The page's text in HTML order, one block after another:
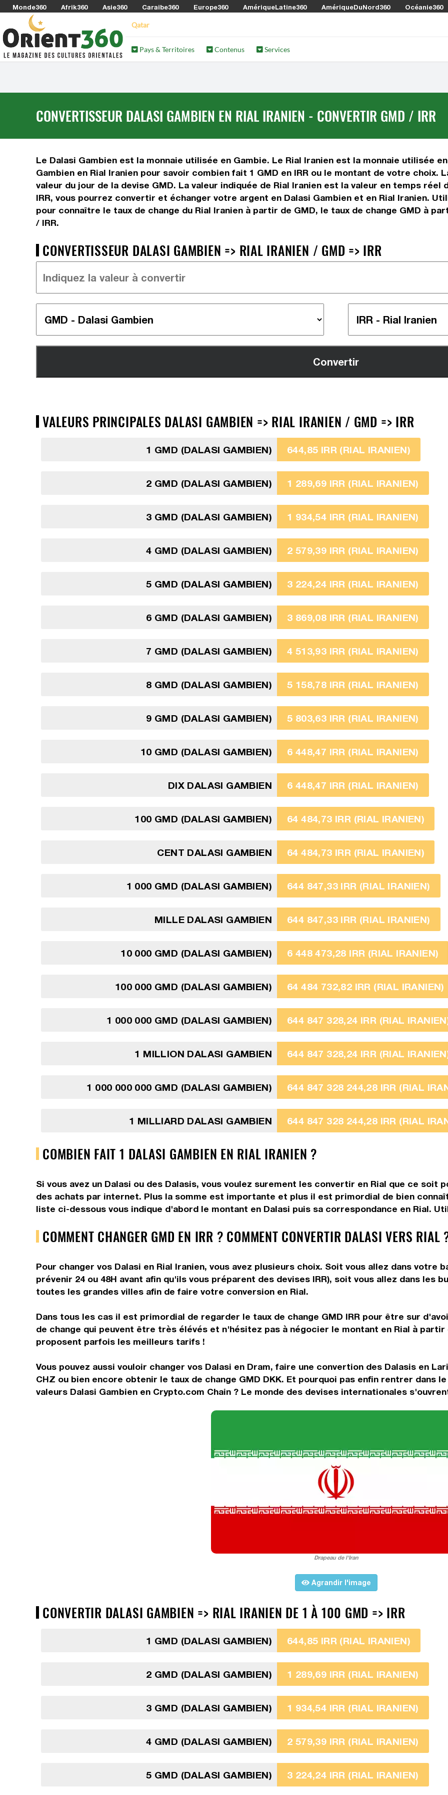
Monde360 Afrik360 Asie360 Caraibe360 Europe360 AmériqueLatine360 AmériqueDuNord360 Océanie360
Qatar
Pays & Territoires Contenus Services
CONVERTISSEUR DALASI GAMBIEN EN RIAL IRANIEN - CONVERTIR GMD / IRR
Le Dalasi Gambien est la monnaie utilisée en Gambie. Le Rial Iranien est la monnaie utilisée
Gambien en Rial Iranien pour savoir combien fait 1 GMD en IRR ou le montant de votre choix.
valeur du jour de la devise GMD. La valeur indiquée de Rial Iranien est la valeur en temps réel
IRR, vous pourrez convertir et échanger votre argent en Dalasi Gambien et en Rial Iranien.
pour connaître le taux de change du Rial Iranien à partir de GMD, le taux de change GMD à
/ IRR.
CONVERTISSEUR DALASI GAMBIEN => RIAL IRANIEN / GMD => IRR
VALEURS PRINCIPALES DALASI GAMBIEN => RIAL IRANIEN / GMD => IRR
1 GMD (DALASI GAMBIEN) 644,85 IRR (RIAL IRANIEN)
2 GMD (DALASI GAMBIEN) 1 289,69 IRR (RIAL IRANIEN)
3 GMD (DALASI GAMBIEN) 1 934,54 IRR (RIAL IRANIEN)
4 GMD (DALASI GAMBIEN) 2 579,39 IRR (RIAL IRANIEN)
5 GMD (DALASI GAMBIEN) 3 224,24 IRR (RIAL IRANIEN)
6 GMD (DALASI GAMBIEN) 3 869,08 IRR (RIAL IRANIEN)
7 GMD (DALASI GAMBIEN) 4 513,93 IRR (RIAL IRANIEN)
8 GMD (DALASI GAMBIEN) 5 158,78 IRR (RIAL IRANIEN)
9 GMD (DALASI GAMBIEN) 5 803,63 IRR (RIAL IRANIEN)
10 GMD (DALASI GAMBIEN) 6 448,47 IRR (RIAL IRANIEN)
DIX DALASI GAMBIEN 6 448,47 IRR (RIAL IRANIEN)
100 GMD (DALASI GAMBIEN) 64 484,73 IRR (RIAL IRANIEN)
CENT DALASI GAMBIEN 64 484,73 IRR (RIAL IRANIEN)
1 000 GMD (DALASI GAMBIEN) 644 847,33 IRR (RIAL IRANIEN)
MILLE DALASI GAMBIEN 644 847,33 IRR (RIAL IRANIEN)
10 000 GMD (DALASI GAMBIEN) 6 448 473,28 IRR (RIAL IRANIEN)
100 000 GMD (DALASI GAMBIEN) 64 484 732,82 IRR (RIAL IRANIEN)
1 000 000 GMD (DALASI GAMBIEN) 644 847 328,24 IRR (RIAL
1 MILLION DALASI GAMBIEN 644 847 328,24 IRR (RIAL
1 000 000 000 GMD (DALASI GAMBIEN) 644 847 328 244,28 IRR (RIAL
1 MILLIARD DALASI GAMBIEN 644 847 328 244,28 IRR (RIAL
COMBIEN FAIT 1 DALASI GAMBIEN EN RIAL IRANIEN ?
Si vous avez un Dalasi ou des Dalasis, vous voulez surement les convertir en Rial que ce soit
des achats par internet. Plus la somme est importante et plus il est primordial de bien
liste ci-dessous vous indique d'abord le montant en Dalasi puis sa correspondance en Rial.
COMMENT CHANGER GMD EN IRR ? COMMENT CONVERTIR DALASI VERS RIAL
Pour changer vos Dalasi en Rial Iranien, vous avez plusieurs choix. Soit vous allez dans votre
prévenir 24 ou 48H avant afin qu'ils vous préparent des devises IRR), soit vous allez dans les
toutes les grandes villes afin de faire votre conversion en Rial.
Dans tous les cas il est primordial de regarder le taux de change GMD IRR pour être sur
de change qui peuvent être très élévés et n'hésitez pas à négocier le montant en Rial à
proposent parfois les meilleurs tarifs !
Vous pouvez aussi vouloir changer vos Dalasi en Dram, faire une convertion des Dalasis en
CHZ ou bien encore obtenir le taux de change GMD DKK. Et pourquoi pas enfin rentrer dans
valeurs Dalasi Gambien en Crypto.com Chain ? Le monde des devises internationales
Drapeau de l'Iran
Agrandir l'image
CONVERTIR DALASI GAMBIEN => RIAL IRANIEN DE 1 À 100 GMD => IRR
1 GMD (DALASI GAMBIEN) 644,85 IRR (RIAL IRANIEN)
2 GMD (DALASI GAMBIEN) 1 289,69 IRR (RIAL IRANIEN)
3 GMD (DALASI GAMBIEN) 1 934,54 IRR (RIAL IRANIEN)
4 GMD (DALASI GAMBIEN) 2 579,39 IRR (RIAL IRANIEN)
5 GMD (DALASI GAMBIEN) 3 224,24 IRR (RIAL IRANIEN)